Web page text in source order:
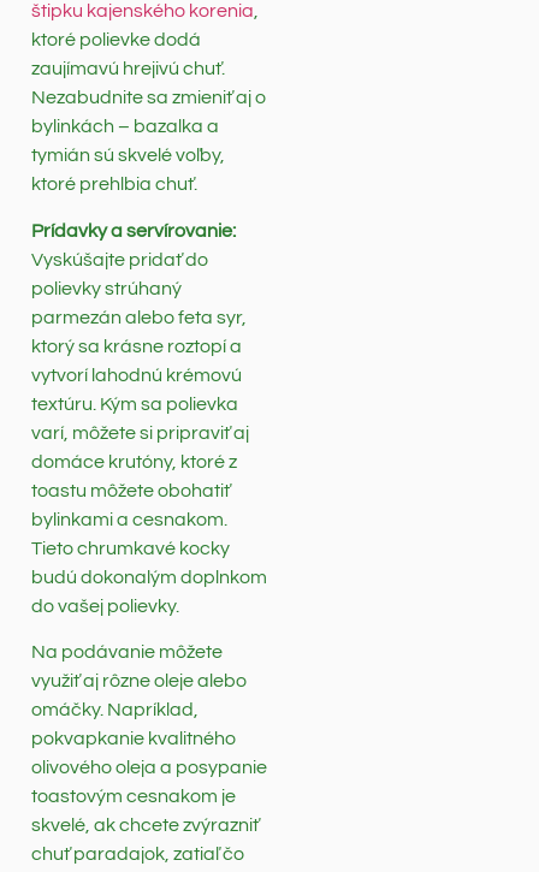
štipku kajenského korenia,
ktoré polievke dodá
zaujímavú hrejivú chuť.
Nezabudnite sa zmieniť aj o
bylinkách – bazalka a
tymián sú skvelé voľby,
ktoré prehlbia chuť.
Prídavky a servírovanie:
Vyskúšajte pridať do
polievky strúhaný
parmezán alebo feta syr,
ktorý sa krásne roztopí a
vytvorí lahodnú krémovú
textúru. Kým sa polievka
varí, môžete si pripraviť aj
domáce krutóny, ktoré z
toastu môžete obohatiť
bylinkami a cesnakom.
Tieto chrumkavé kocky
budú dokonalým doplnkom
do vašej polievky.
Na podávanie môžete
využiť aj rôzne oleje alebo
omáčky. Napríklad,
pokvapkanie kvalitného
olivového oleja a posypanie
toastovým cesnakom je
skvelé, ak chcete zvýrazniť
chuť paradajok, zatiaľ čo